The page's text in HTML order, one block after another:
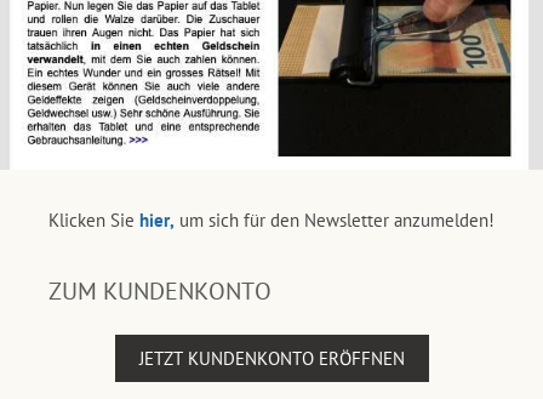
Klicken Sie hier, um sich für den Newsletter anzumelden!
ZUM KUNDENKONTO
JETZT KUNDENKONTO ERÖFFNEN